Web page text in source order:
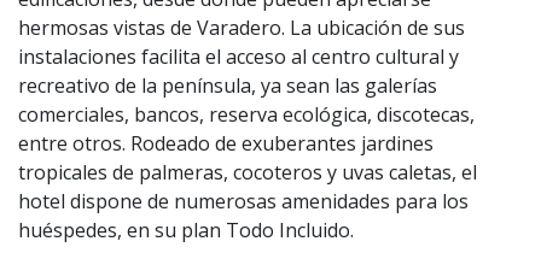
hermosas vistas de Varadero. La ubicación de sus
instalaciones facilita el acceso al centro cultural y
recreativo de la península, ya sean las galerías
comerciales, bancos, reserva ecológica, discotecas,
entre otros. Rodeado de exuberantes jardines
tropicales de palmeras, cocoteros y uvas caletas, el
hotel dispone de numerosas amenidades para los
huéspedes, en su plan Todo Incluido.